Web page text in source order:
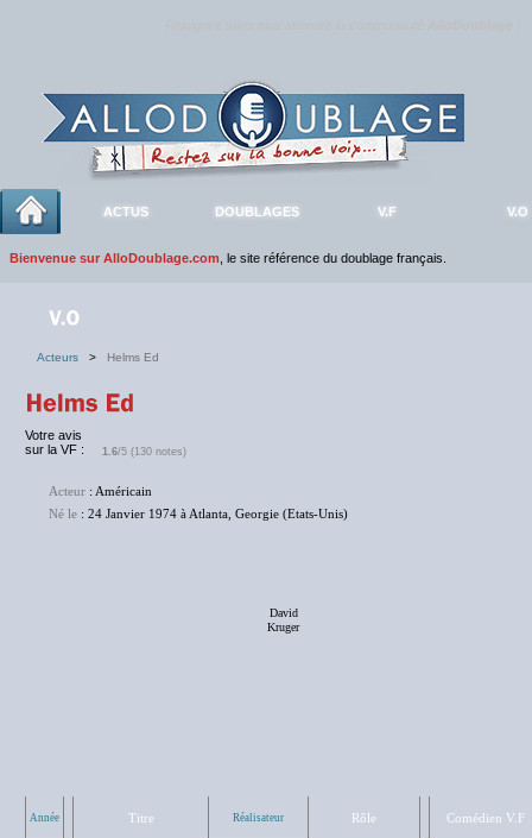
ACTUS DOUBLAGES V.F V.O
Bienvenue sur AlloDoublage.com , le site référence du doublage français.
Acteurs > Helms Ed
Votre avis
sur la VF :
1.6/5 (130 notes)
Acteur : Américain
Né le : 24 Janvier 1974 à Atlanta, Georgie (Etats-Unis)
David
Kruger
Année Titre Réalisateur Rôle Comédien V.F